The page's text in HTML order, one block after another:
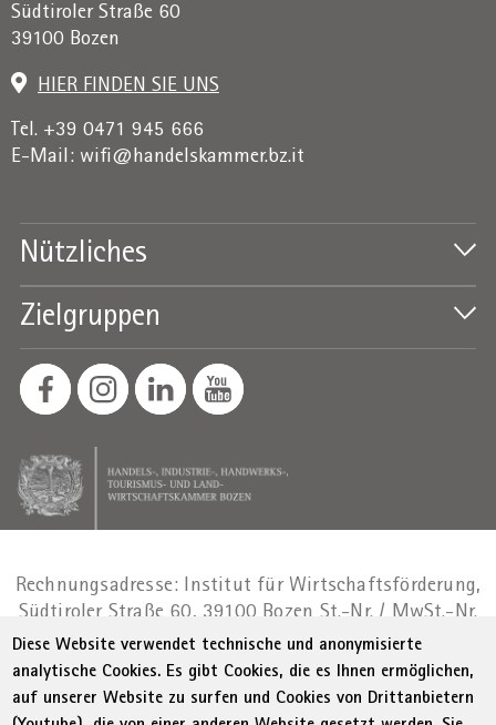
Südtiroler Straße 60
39100 Bozen
HIER FINDEN SIE UNS
Tel. +39 0471 945 666
E-Mail: wifi@handelskammer.bz.it
Nützliches
Zielgruppen
Rechnungsadresse: Institut für Wirtschaftsförderung,
Südtiroler Straße 60, 39100 Bozen St.-Nr. / MwSt.-Nr.
01716880214|administration-
as@bz.legalmail.camcom.it
Diese Website verwendet technische und anonymisierte
analytische Cookies. Es gibt Cookies, die es Ihnen ermöglichen,
auf unserer Website zu surfen und Cookies von Drittanbietern